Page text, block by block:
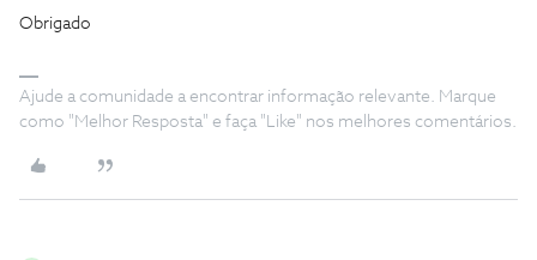
Obrigado
Ajude a comunidade a encontrar informação relevante. Marque
como "Melhor Resposta" e faça "Like" nos melhores comentários.